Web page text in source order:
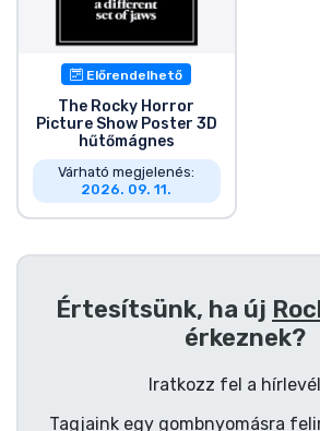
Előrendelhető
The Rocky Horror
Picture Show Poster 3D
hűtőmágnes
Várható megjelenés:
2026. 09. 11.
Értesítsünk, ha új
érkeznek?
Iratkozz fel a
Tagjaink egy gombnyomásra
Filmes cuccok
Mesés cuccok
Animés cuccok
Gamer cuccok
Zenés cuccok